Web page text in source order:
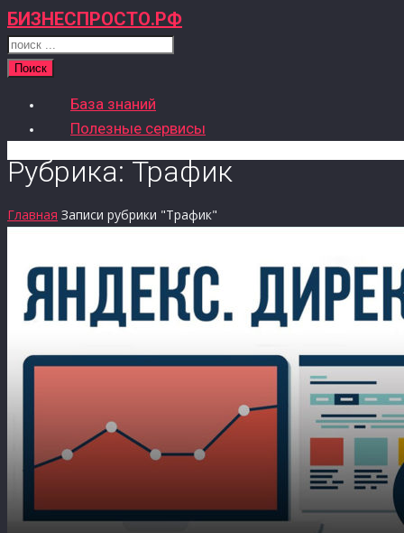
БИЗНЕСПРОСТО.РФ
Поиск
База знаний
Полезные сервисы
Рубрика: Трафик
Главная Записи рубрики "Трафик"